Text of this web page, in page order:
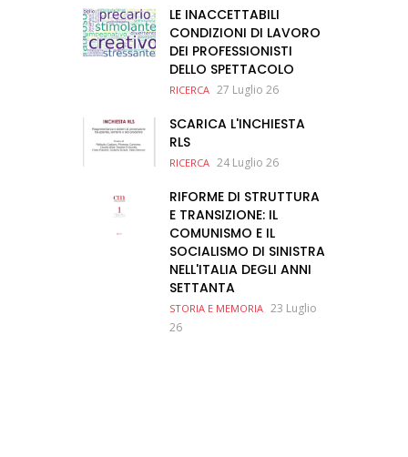
LE INACCETTABILI
CONDIZIONI DI LAVORO
DEI PROFESSIONISTI
DELLO SPETTACOLO
RICERCA 27 Luglio 26
SCARICA L'INCHIESTA
RLS
RICERCA 24 Luglio 26
RIFORME DI STRUTTURA
E TRANSIZIONE: IL
COMUNISMO E IL
SOCIALISMO DI SINISTRA
NELL'ITALIA DEGLI ANNI
SETTANTA
STORIA E MEMORIA 23 Luglio
26